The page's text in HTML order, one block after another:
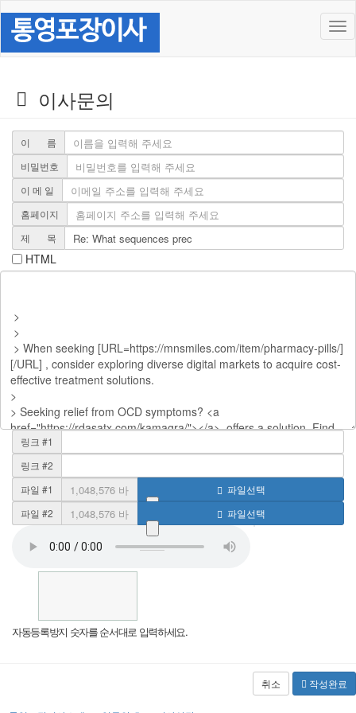
이사문의
이 름
비밀번호
이 메 일
홈페이지
제 목
HTML
링크 #1
링크 #2
파일 #1
파일선택
파일 #2
파일선택
자동등록방지 숫자를 순서대로 입력하세요.
취소